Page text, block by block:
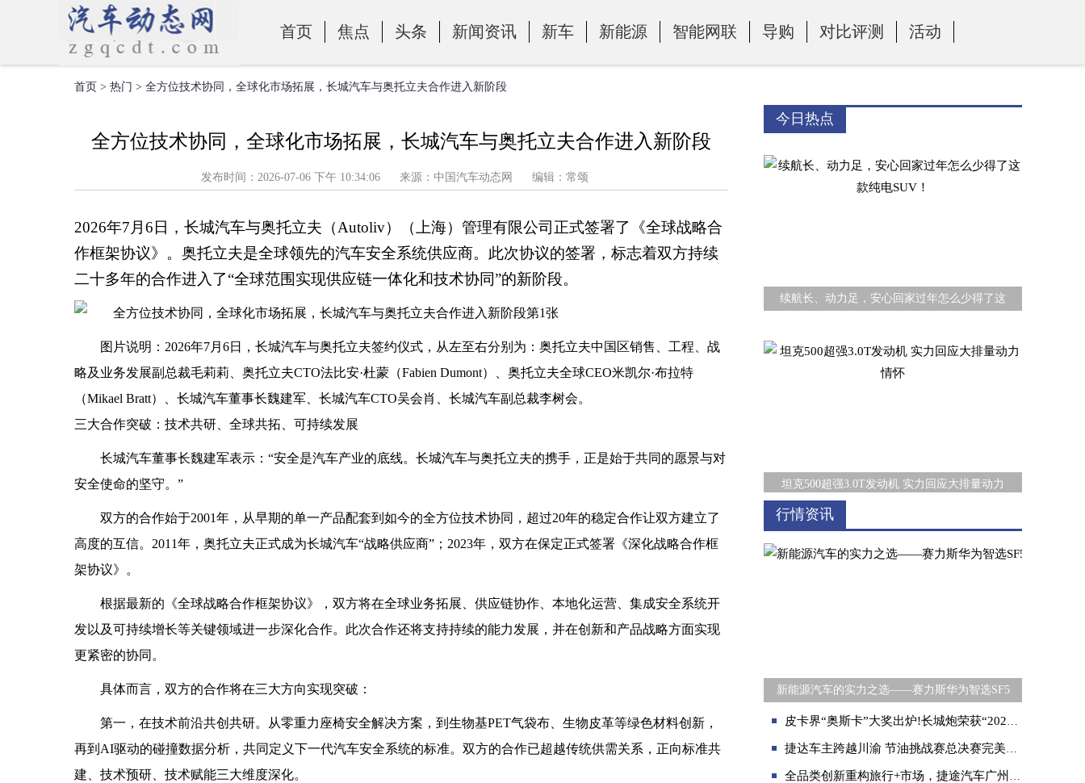
首页 焦点 头条 新闻资讯 新车 新能源 智能网联 导购 对比评测 活动
零部件
首页 > 热门 > 全方位技术协同，全球化市场拓展，长城汽车与奥托立夫合作进入新阶段
全方位技术协同，全球化市场拓展，长城汽车与奥托立夫合作进入新阶段
发布时间：2026-07-06 下午 10:34:06 来源：中国汽车动态网 编辑：常颂
2026年7月6日，长城汽车与奥托立夫（Autoliv）（上海）管理有限公司正式签署了《全球战略合
作框架协议》。奥托立夫是全球领先的汽车安全系统供应商。此次协议的签署，标志着双方持续
二十多年的合作进入了“全球范围实现供应链一体化和技术协同”的新阶段。
图片说明：2026年7月6日，长城汽车与奥托立夫签约仪式，从左至右分别为：奥托立夫中国区销售、工程、战
略及业务发展副总裁毛莉莉、奥托立夫CTO法比安·杜蒙（Fabien Dumont）、奥托立夫全球CEO米凯尔·布拉特
（Mikael Bratt）、长城汽车董事长魏建军、长城汽车CTO吴会肖、长城汽车副总裁李树会。
三大合作突破：技术共研、全球共拓、可持续发展
长城汽车董事长魏建军表示：“安全是汽车产业的底线。长城汽车与奥托立夫的携手，正是始于共同的愿景与对
安全使命的坚守。”
双方的合作始于2001年，从早期的单一产品配套到如今的全方位技术协同，超过20年的稳定合作让双方建立了
高度的互信。2011年，奥托立夫正式成为长城汽车“战略供应商”；2023年，双方在保定正式签署《深化战略合作框
架协议》。
根据最新的《全球战略合作框架协议》，双方将在全球业务拓展、供应链协作、本地化运营、集成安全系统开
发以及可持续增长等关键领域进一步深化合作。此次合作还将支持持续的能力发展，并在创新和产品战略方面实现
更紧密的协同。
具体而言，双方的合作将在三大方向实现突破：
第一，在技术前沿共创共研。从零重力座椅安全解决方案，到生物基PET气袋布、生物皮革等绿色材料创新，
再到AI驱动的碰撞数据分析，共同定义下一代汽车安全系统的标准。双方的合作已超越传统供需关系，正向标准共
建、技术预研、技术赋能三大维度深化。
今日热点
续航长、动力足，安心回家过年怎么少得了这
坦克500超强3.0T发动机 实力回应大排量动力
行情资讯
新能源汽车的实力之选——赛力斯华为智选SF5
皮卡界“奥斯卡”大奖出炉!长城炮荣获“2021中国年度皮卡”
捷达车主跨越川渝 节油挑战赛总决赛完美收官！
全品类创新重构旅行+市场，捷途汽车广州车展领潮旅行新范式